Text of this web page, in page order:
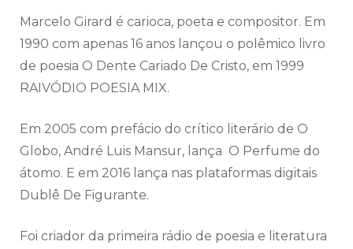
Marcelo Girard é carioca, poeta e compositor. Em
1990 com apenas 16 anos lançou o polêmico livro
de poesia O Dente Cariado De Cristo, em 1999
RAIVÓDIO POESIA MIX.
Em 2005 com prefácio do crítico literário de O
Globo, André Luis Mansur, lança O Perfume do
átomo. E em 2016 lança nas plataformas digitais
Dublê De Figurante.
Foi criador da primeira rádio de poesia e literatura